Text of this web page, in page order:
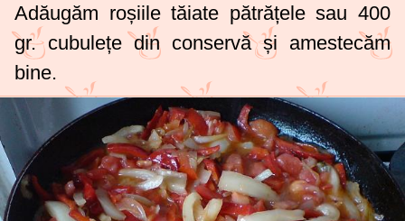
Adăugăm roșiile tăiate pătrățele sau 400
gr. cubulețe din conservă și amestecăm
bine.